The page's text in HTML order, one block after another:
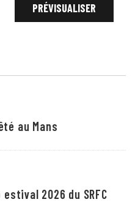
au Mans
2026 du SRFC